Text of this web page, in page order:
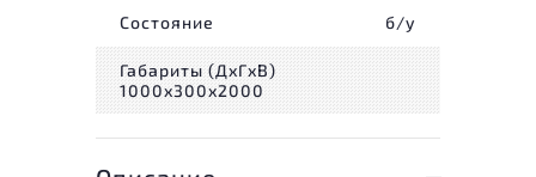
Состояние б/у
Габариты (ДxГxВ)
1000x300x2000